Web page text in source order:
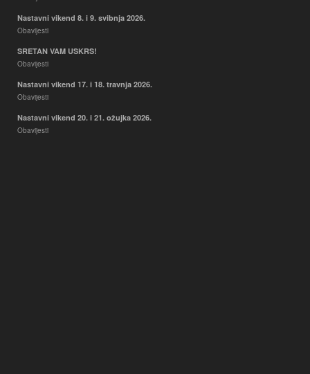
Nastavni vikend 8. i 9. svibnja 2026.
Obavijesti
SRETAN VAM USKRS!
Obavijesti
Nastavni vikend 17. i 18. travnja 2026.
Obavijesti
Nastavni vikend 20. i 21. ožujka 2026.
Obavijesti